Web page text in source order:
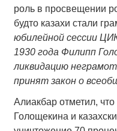
роль в просвещении
будто казахи стали
юбилейной сессии
1930 года Филипп
ликвидацию
принят закон о
Алиакбар отметил,
Голощекина и